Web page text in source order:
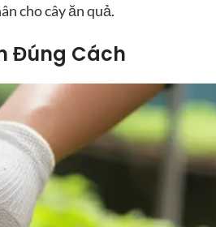
cho cây ăn quả.
Đúng Cách